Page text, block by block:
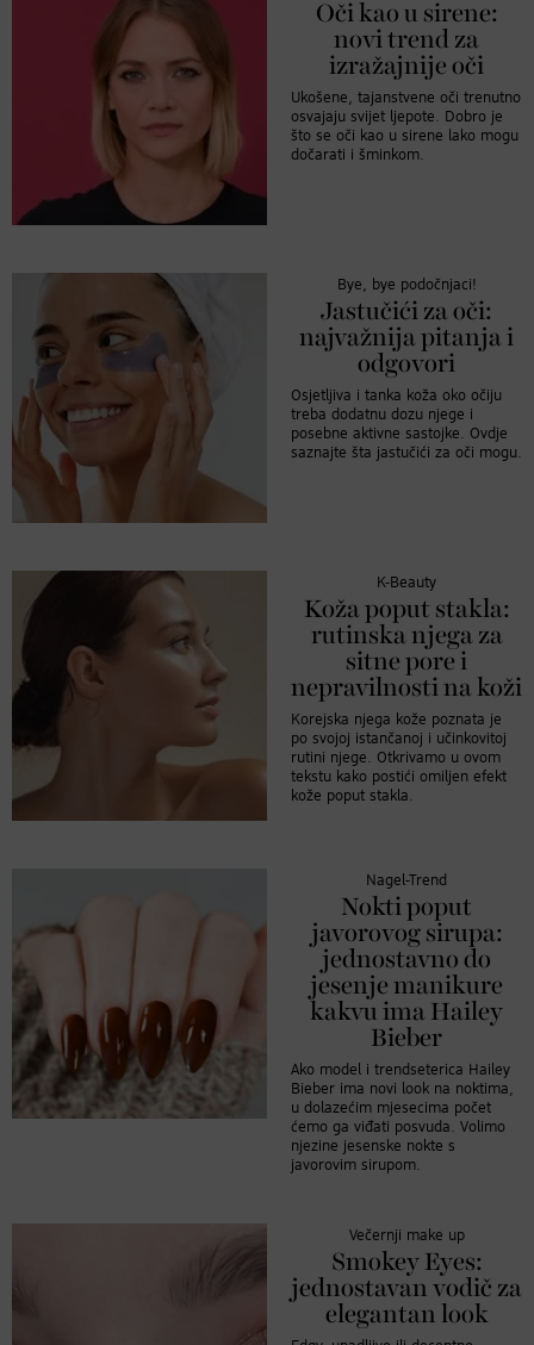
Oči kao u sirene:
novi trend za
izražajnije oči
Ukošene, tajanstvene oči trenutno
osvajaju svijet ljepote. Dobro je
što se oči kao u sirene lako mogu
dočarati i šminkom.
Bye, bye podočnjaci!
Jastučići za oči:
najvažnija pitanja i
odgovori
Osjetljiva i tanka koža oko očiju
treba dodatnu dozu njege i
posebne aktivne sastojke. Ovdje
saznajte šta jastučići za oči mogu.
K-Beauty
Koža poput stakla:
rutinska njega za
sitne pore i
nepravilnosti na koži
Korejska njega kože poznata je
po svojoj istančanoj i učinkovitoj
rutini njege. Otkrivamo u ovom
tekstu kako postići omiljen efekt
kože poput stakla.
Nagel-Trend
Nokti poput
javorovog sirupa:
jednostavno do
jesenje manikure
kakvu ima Hailey
Bieber
Ako model i trendseterica Hailey
Bieber ima novi look na noktima,
u dolazećim mjesecima počet
ćemo ga viđati posvuda. Volimo
njezine jesenske nokte s
javorovim sirupom.
Večernji make up
Smokey Eyes:
jednostavan vodič za
elegantan look